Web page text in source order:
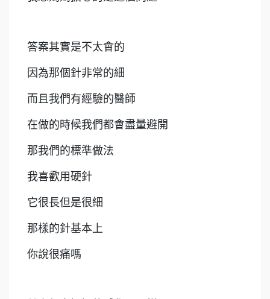
答案其實是不太會的
因為那個針非常的細
而且我們有經驗的醫師
在做的時候我們都會盡量避開
那我們的標準做法
我喜歡用硬針
它很長但是很細
那樣的針基本上
你說很痛嗎